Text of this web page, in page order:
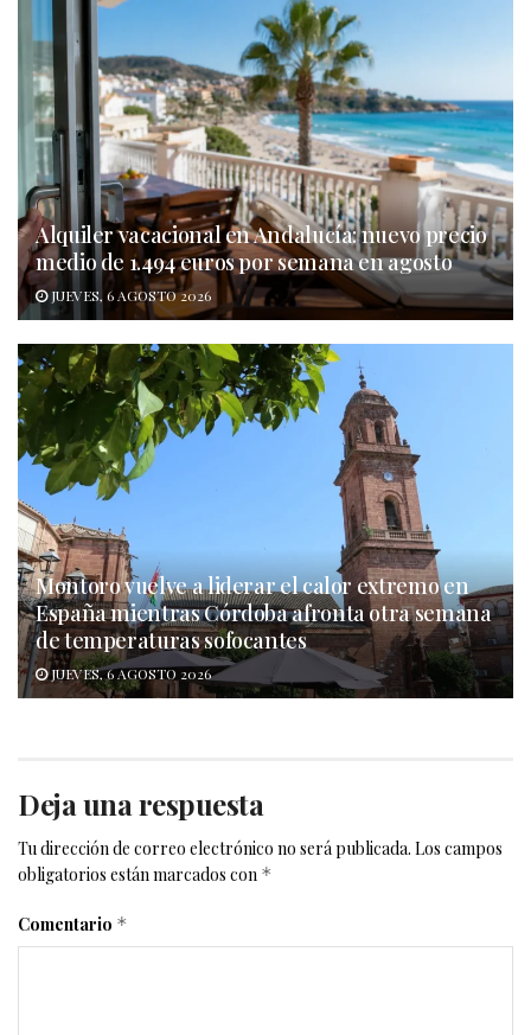
Alquiler vacacional en Andalucía: nuevo precio
medio de 1.494 euros por semana en agosto
JUEVES, 6 AGOSTO 2026
Montoro vuelve a liderar el calor extremo en
España mientras Córdoba afronta otra semana
de temperaturas sofocantes
JUEVES, 6 AGOSTO 2026
Deja una respuesta
Tu dirección de correo electrónico no será publicada. Los campos
obligatorios están marcados con *
Comentario *